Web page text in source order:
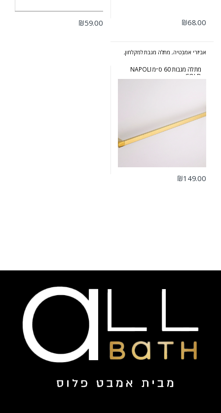
₪68.00
₪59.00
אביזרי אמבטיה, מתלה מגבת למקלחון,
סדרת נפולי זהב
מתלה מגבות 60 ס״מ NAPOLI
GOLD
₪149.00